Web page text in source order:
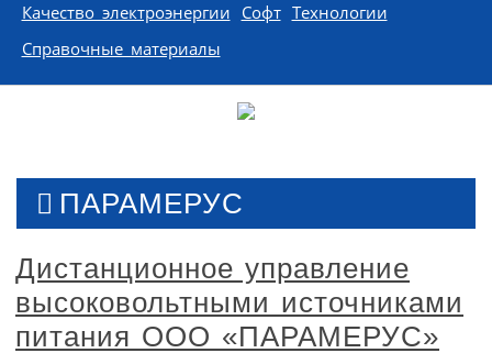
Качество электроэнергии Софт Технологии
Справочные материалы
ПАРАМЕРУС
Дистанционное управление
высоковольтными источниками
питания ООО «ПАРАМЕРУС»